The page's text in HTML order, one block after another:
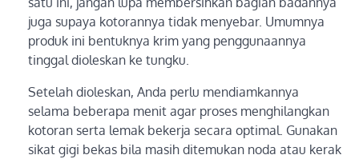
juga supaya kotorannya tidak menyebar. Umumnya
produk ini bentuknya krim yang penggunaannya
tinggal dioleskan ke tungku.
Setelah dioleskan, Anda perlu mendiamkannya
selama beberapa menit agar proses menghilangkan
kotoran serta lemak bekerja secara optimal. Gunakan
sikat gigi bekas bila masih ditemukan noda atau kerak